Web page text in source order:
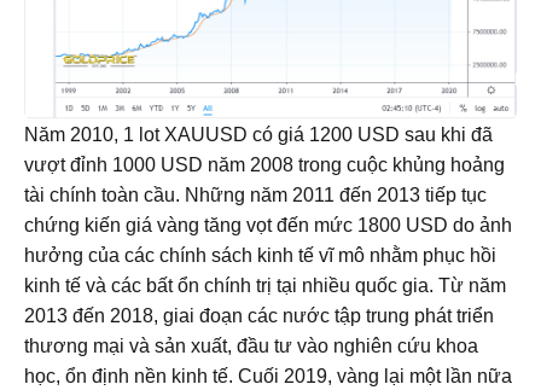
Năm 2010, 1 lot XAUUSD có giá 1200 USD sau khi đã
vượt đỉnh 1000 USD năm 2008 trong cuộc khủng hoảng
tài chính toàn cầu. Những năm 2011 đến 2013 tiếp tục
chứng kiến giá vàng tăng vọt đến mức 1800 USD do ảnh
hưởng của các chính sách kinh tế vĩ mô nhằm phục hồi
kinh tế và các bất ổn chính trị tại nhiều quốc gia. Từ năm
2013 đến 2018, giai đoạn các nước tập trung phát triển
thương mại và sản xuất, đầu tư vào nghiên cứu khoa
học, ổn định nền kinh tế. Cuối 2019, vàng lại một lần nữa